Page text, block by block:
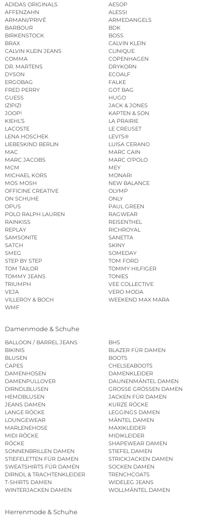
ADIDAS ORIGINALS
AESOP
AFFENZAHN
ALESSI
ARMANI/PRIVÉ
ARMEDANGELS
BARBOUR
BDK
BIRKENSTOCK
BOSS
BRAX
CALVIN KLEIN
CALVIN KLEIN JEANS
CLINIQUE
COMMA
COPENHAGEN
DR. MARTENS
DRYKORN
DYSON
ECOALF
ERGOBAG
FALKE
FRED PERRY
GOT BAG
GUESS
HUGO
IZIPIZI
JACK & JONES
JOOP!
KAPTEN & SON
KIEHL’S
LA PRAIRIE
LACOSTE
LE CREUSET
LENA HOSCHEK
LEVI’S®
LIEBESKIND BERLIN
LUISA CERANO
MAC
MARC CAIN
MARC JACOBS
MARC O’POLO
MCM
MEY
MICHAEL KORS
MONARI
MOS MOSH
NEW BALANCE
OFFICINE CREATIVE
OLYMP
ON SCHUHE
ONLY
OPUS
PAUL GREEN
POLO RALPH LAUREN
RAGWEAR
RAINKISS
REISENTHEL
REPLAY
RICHROYAL
SAMSONITE
SANETTA
SATCH
SKINY
SMEG
SOMEDAY
STEP BY STEP
TOM FORD
TOM TAILOR
TOMMY HILFIGER
TOMMY JEANS
TONIES
TRIUMPH
VEE COLLECTIVE
VEJA
VERO MODA
VILLEROY & BOCH
WEEKEND MAX MARA
WMF
Damenmode & Schuhe
BALLOON / BARREL JEANS
BHS
BIKINIS
BLAZER FÜR DAMEN
BLUSEN
BOOTS
CAPES
CHELSEABOOTS
DAMENHOSEN
DAMENKLEIDER
DAMENPULLOVER
DAUNENMÄNTEL DAMEN
DIRNDLBLUSEN
GROSSE GRÖSSEN DAMEN
HEMDBLUSEN
JACKEN FÜR DAMEN
JEANS DAMEN
KURZE RÖCKE
LANGE RÖCKE
LEGGINGS DAMEN
LOUNGEWEAR
MÄNTEL DAMEN
MARLENEHOSE
MAXIKLEIDER
MIDI RÖCKE
MIDIKLEIDER
RÖCKE
SHAPEWEAR DAMEN
SONNENBRILLEN DAMEN
STIEFEL DAMEN
STIEFELETTEN FÜR DAMEN
STRICKJACKEN DAMEN
SWEATSHIRTS FÜR DAMEN
SOCKEN DAMEN
DIRNDL & TRACHTENKLEIDER
TRENCHCOATS
T-SHIRTS DAMEN
WIDELEG JEANS
WINTERJACKEN DAMEN
WOLLMÄNTEL DAMEN
Herrenmode & Schuhe